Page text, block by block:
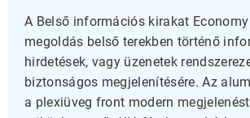
A Belső információs kirakat
megoldás belső terekben történő
hirdetések, vagy üzenetek
biztonságos megjelenítésére. Az
a plexiüveg front modern